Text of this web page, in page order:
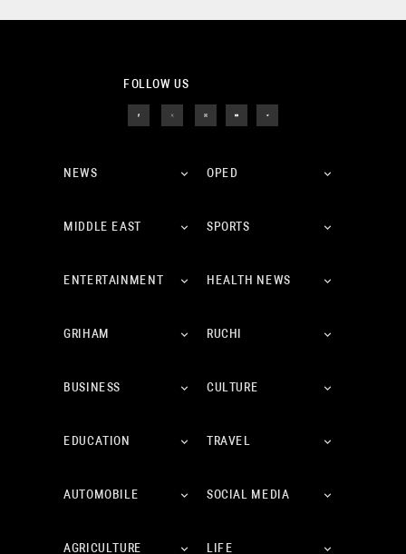
FOLLOW US
NEWS OPED
MIDDLE EAST SPORTS
ENTERTAINMENT HEALTH NEWS
GRIHAM RUCHI
BUSINESS CULTURE
EDUCATION TRAVEL
AUTOMOBILE SOCIAL MEDIA
AGRICULTURE LIFE